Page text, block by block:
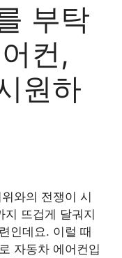
부탁
컨,
원하
와의 전쟁이 시
지 뜨겁게 달궈지
인데요. 이럴 때
자동차 에어컨입